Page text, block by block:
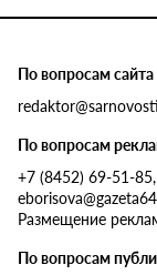
По вопросам сайта
По вопросам
+7 (8452) 69-51-
Размещение
По вопросам